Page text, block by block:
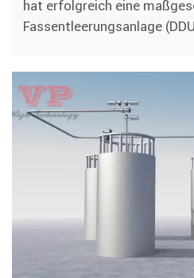
hat erfolgreich eine
Fassentleerungsanlage